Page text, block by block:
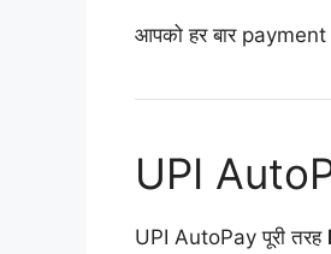
आपको हर बार
UPI
UPI AutoPay पूरी तरह